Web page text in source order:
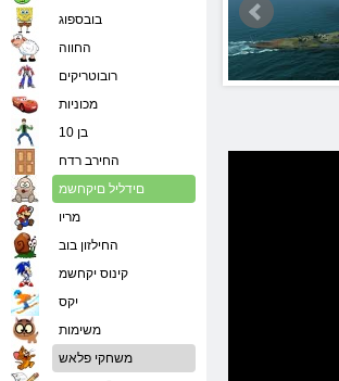
בובספוג
החווה
רובוטריקים
מכוניות
בן 10
החירב רדח
םידליל םיקחשמ
מריו
החילזון בוב
קינוס יקחשמ
יִקס
משימות
משחקי פלאש